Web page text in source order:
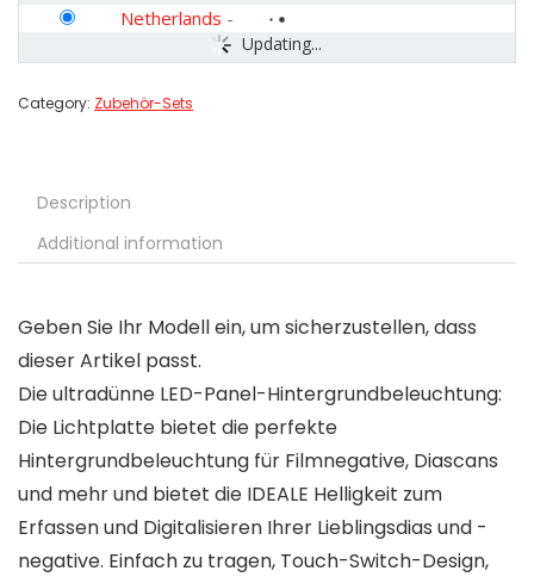
Updating...
Netherlands -
Category: Zubehör-Sets
Description
Additional information
Geben Sie Ihr Modell ein, um sicherzustellen, dass
dieser Artikel passt.
Die ultradünne LED-Panel-Hintergrundbeleuchtung:
Die Lichtplatte bietet die perfekte
Hintergrundbeleuchtung für Filmnegative, Diascans
und mehr und bietet die IDEALE Helligkeit zum
Erfassen und Digitalisieren Ihrer Lieblingsdias und -
negative. Einfach zu tragen, Touch-Switch-Design,